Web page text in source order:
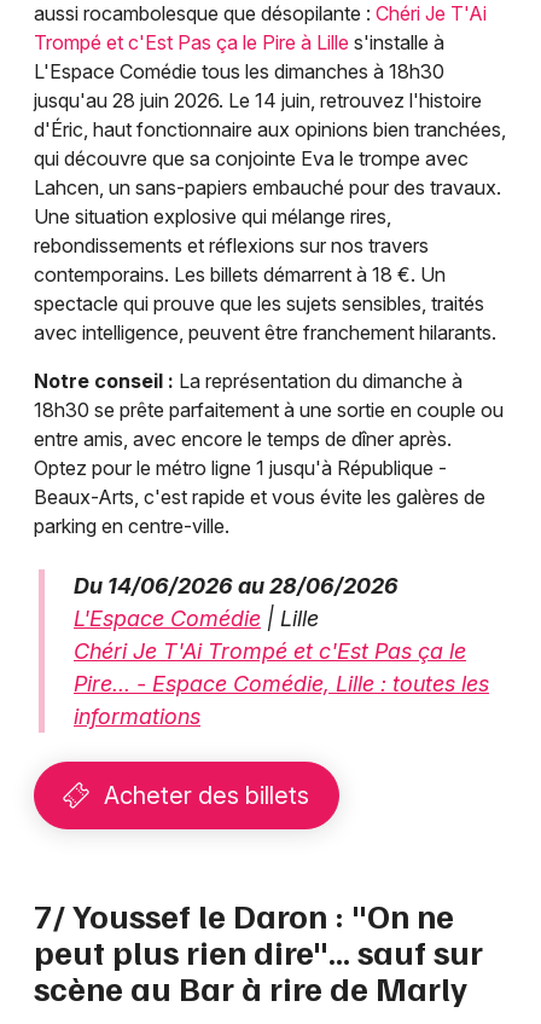
aussi rocambolesque que désopilante : Chéri Je T'Ai
Trompé et c'Est Pas ça le Pire à Lille s'installe à
L'Espace Comédie tous les dimanches à 18h30
jusqu'au 28 juin 2026. Le 14 juin, retrouvez l'histoire
d'Éric, haut fonctionnaire aux opinions bien tranchées,
qui découvre que sa conjointe Eva le trompe avec
Lahcen, un sans-papiers embauché pour des travaux.
Une situation explosive qui mélange rires,
rebondissements et réflexions sur nos travers
contemporains. Les billets démarrent à 18 €. Un
spectacle qui prouve que les sujets sensibles, traités
avec intelligence, peuvent être franchement hilarants.
Notre conseil : La représentation du dimanche à
18h30 se prête parfaitement à une sortie en couple ou
entre amis, avec encore le temps de dîner après.
Optez pour le métro ligne 1 jusqu'à République -
Beaux-Arts, c'est rapide et vous évite les galères de
parking en centre-ville.
Du 14/06/2026 au 28/06/2026
L'Espace Comédie | Lille
Chéri Je T'Ai Trompé et c'Est Pas ça le
Pire... - Espace Comédie, Lille : toutes les
informations
Acheter des billets
7/ Youssef le Daron : "On ne
peut plus rien dire"... sauf sur
scène au Bar à rire de Marly